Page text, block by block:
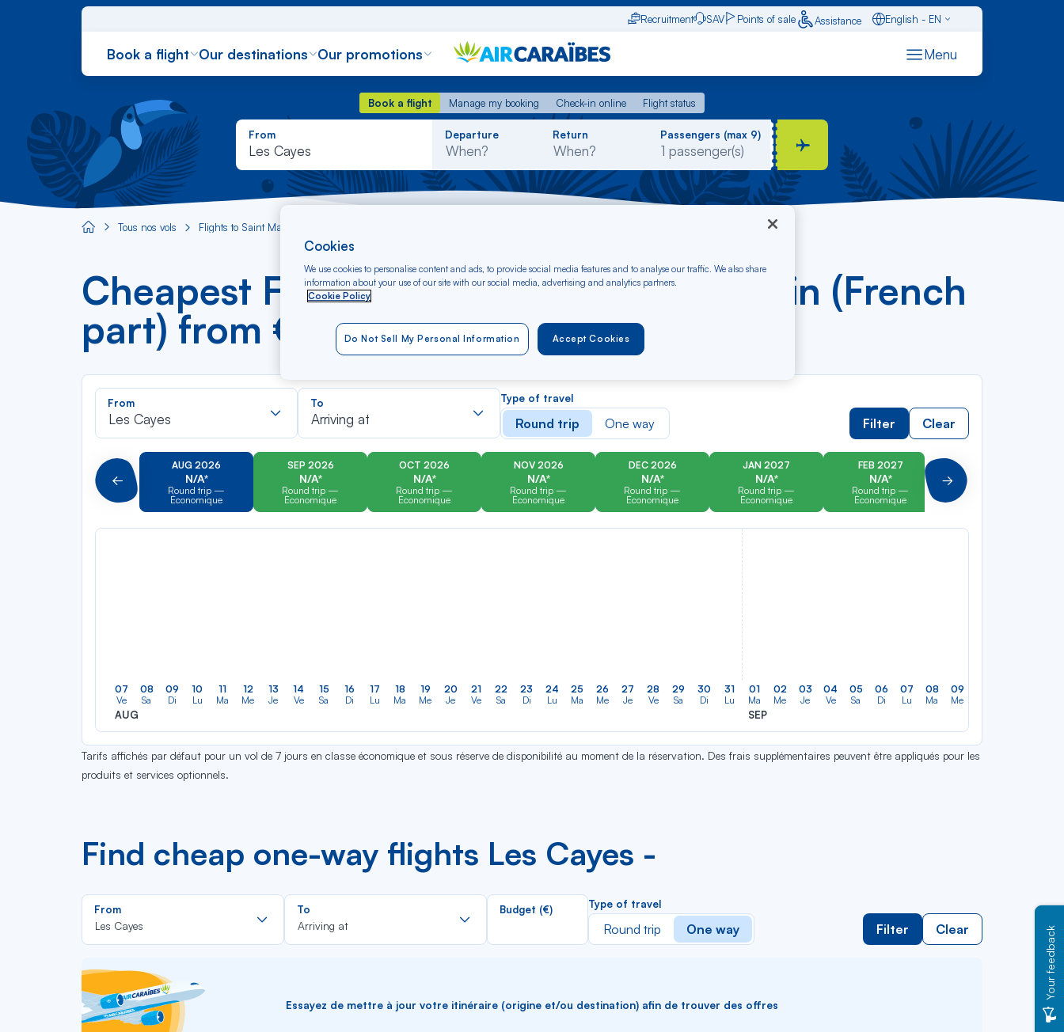
Recruitment SAV Points of sale Assistance
English - EN
Book a flight Our destinations Our promotions Menu
Book a flight Manage my booking Check-in online
Flight status
Book a flight
Manage my booking Check-in online Flight status
From
Les Cayes
Rechercher
dans
liste
Departure Return Passengers (max 9)
Aircaraibes.com
Tous nos vols Flights to Saint Martin (French part)
Cheapest Flight Les Cayes to Saint Martin (French
part) from €*
From
Les Cayes
Rechercher
dans
la
liste
To
Arriving at
Rechercher
dans
la
liste
Type of travel
Round trip One way Filter Clear
Précédent
AUG 2026
N/A*
Round trip —
Économique
SEP 2026
N/A*
Round trip —
Économique
OCT 2026
N/A*
Round trip —
Économique
NOV 2026
N/A*
Round trip —
Économique
DEC 2026
N/A*
Round trip —
Économique
JAN 2027
N/A*
Round trip —
Économique
FEB 2027
N/A*
Round trip —
Économique
Round trip —
Suivant
07
Ve
AUG
08
Sa
09
Di
10
Lu
11
Ma
12
Me
13
Je
14
Ve
15
Sa
16
Di
17
Lu
18
Ma
19
Me
20
Je
21
Ve
22
Sa
23
Di
24
Lu
25
Ma
26
Me
27
Je
28
Ve
29
Sa
30
Di
31
Lu
01
Ma
SEP
02
Me
03
Je
04
Ve
05
Sa
06
Di
07
Lu
08
Ma
09
Me
Tarifs affichés par défaut pour un vol de 7 jours en classe économique et sous réserve de disponibilité au moment de la réservation. Des frais supplémentaires peuvent être appliqués pour les
produits et services optionnels.
Find cheap one-way flights Les Cayes -
From
Les Cayes
Rechercher
dans
la
To
Arriving at
Rechercher
la
Budget (€) Type of travel
Round trip One way Filter Clear
Essayez de mettre à jour votre itinéraire (origine et/ou destination) afin de trouver des offres
Cookies
We use cookies to personalise content and ads, to provide social media features and to analyse our traffic. We also share
information about your use of our site with our social media, advertising and analytics partners.
Cookie Policy
Accept Cookies
Do Not Sell My Personal Information
Your feedback